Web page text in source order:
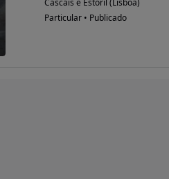
Cascais e Estoril (Lisboa)
Particular • Publicado